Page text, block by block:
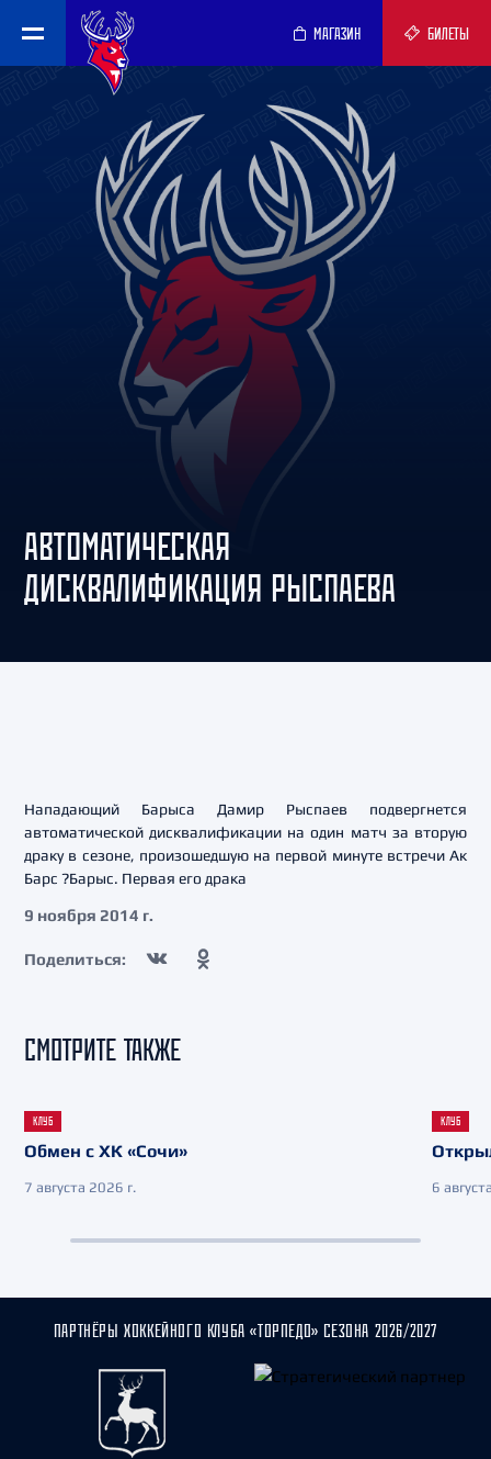
МАГАЗИН БИЛЕТЫ
АВТОМАТИЧЕСКАЯ
ДИСКВАЛИФИКАЦИЯ РЫСПАЕВА
Нападающий Барыса Дамир Рыспаев подвергнется
автоматической дисквалификации на один матч за вторую
драку в сезоне, произошедшую на первой минуте встречи Ак
Барс ?Барыс. Первая его драка
9 ноября 2014 г.
Поделиться:
СМОТРИТЕ ТАКЖЕ
КЛУБ
Обмен с ХК «Сочи»
7 августа 2026 г.
КЛУБ
6
ПАРТНЁРЫ ХОККЕЙНОГО КЛУБА «ТОРПЕДО» СЕЗОНА 2026/2027